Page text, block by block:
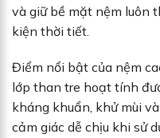
và giữ bề mặt nệm luôn
kiện thời tiết.
Điểm nổi bật của nệm
lớp than tre hoạt tính
kháng khuẩn, khử mùi
cảm giác dễ chịu khi sử